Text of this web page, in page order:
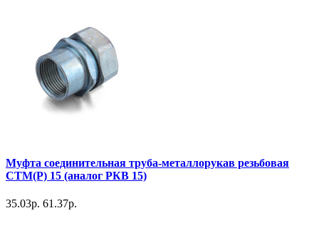
Муфта соединительная труба-металлорукав резьбовая
СТМ(Р) 15 (аналог РКВ 15)
35.03р. 61.37р.